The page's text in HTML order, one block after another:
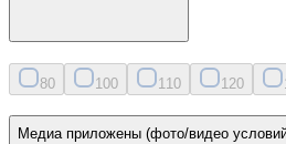
80 100 11 0 120
Медиа приложены (фото/видео